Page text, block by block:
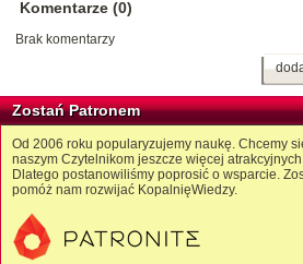
Komentarze (0)
Brak komentarzy
Zostań Patronem
Od 2006 roku popularyzujemy naukę. Chcemy
naszym Czytelnikom jeszcze więcej
Dlatego postanowiliśmy poprosić o wsparcie.
pomóż nam rozwijać KopalnięWiedzy.